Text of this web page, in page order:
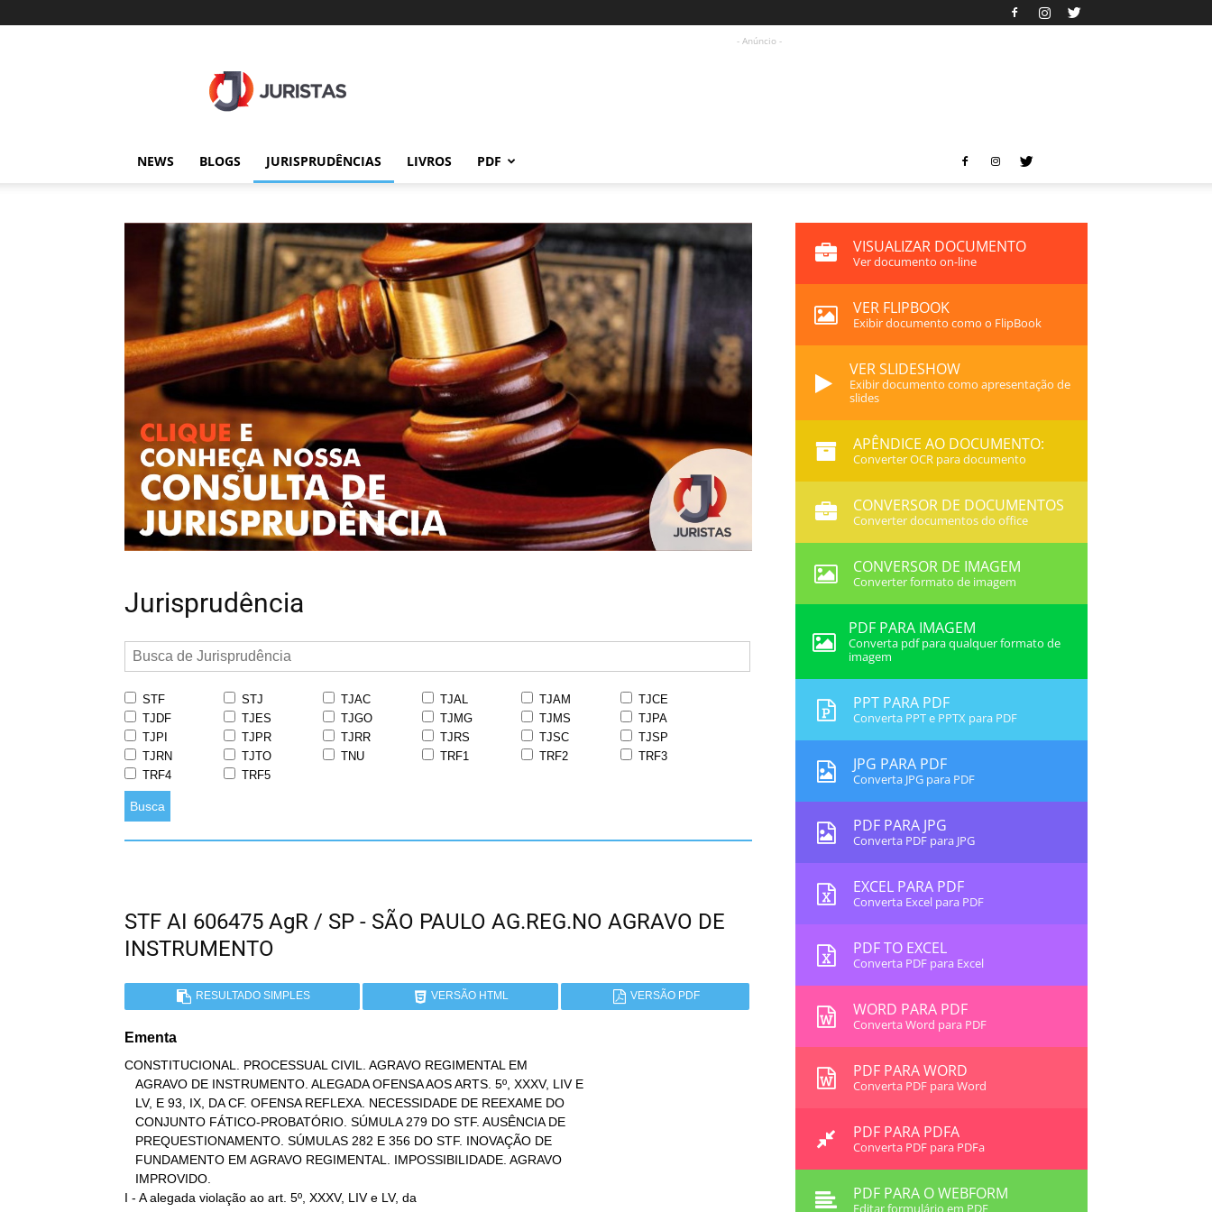
- Anúncio -
NEWS BLOGS JURISPRUDÊNCIAS LIVROS PDF
Jurisprudência
STF STJ TJAC TJAL TJAM
TJCE
TJDF
TJES TJGO TJMG TJMS
TJPA
TJPI
TJPR TJRR TJRS TJSC
TJSP
TJRN
TJTO TNU TRF1 TRF2
TRF3
TRF4
TRF5
Busca
STF AI 606475 AgR / SP - SÃO PAULO AG.REG.NO AGRAVO DE
INSTRUMENTO
RESULTADO SIMPLES VERSÃO HTML VERSÃO PDF
Ementa
CONSTITUCIONAL. PROCESSUAL CIVIL. AGRAVO REGIMENTAL EM
I - A alegada violação ao art. 5º, XXXV, LIV e LV, da
VISUALIZAR DOCUMENTO
Ver documento on-line
VER FLIPBOOK
Exibir documento como o FlipBook
VER SLIDESHOW
Exibir documento como apresentação de
slides
APÊNDICE AO DOCUMENTO:
Converter OCR para documento
CONVERSOR DE DOCUMENTOS
Converter documentos do office
CONVERSOR DE IMAGEM
Converter formato de imagem
PDF PARA IMAGEM
Converta pdf para qualquer formato de
imagem
PPT PARA PDF
Converta PPT e PPTX para PDF
JPG PARA PDF
Converta JPG para PDF
PDF PARA JPG
Converta PDF para JPG
EXCEL PARA PDF
Converta Excel para PDF
PDF TO EXCEL
Converta PDF para Excel
WORD PARA PDF
Converta Word para PDF
PDF PARA WORD
Converta PDF para Word
PDF PARA PDFA
Converta PDF para PDFa
PDF PARA O WEBFORM
Editar formulário em PDF